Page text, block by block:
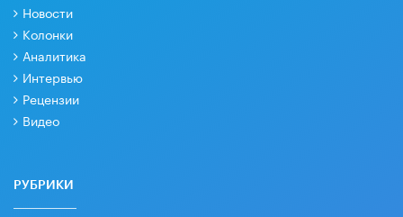
Новости
Колонки
Аналитика
Интервью
Рецензии
Видео
РУБРИКИ